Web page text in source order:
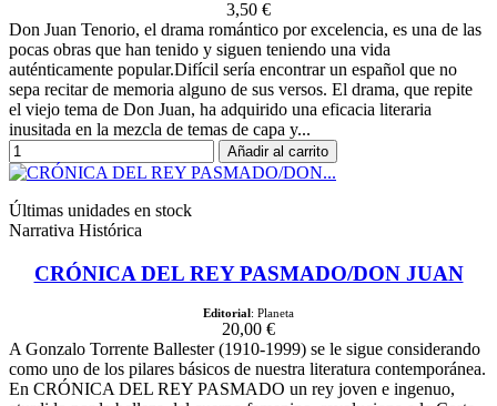
3,50 €
Don Juan Tenorio, el drama romántico por excelencia, es una de las
pocas obras que han tenido y siguen teniendo una vida
auténticamente popular.Difícil sería encontrar un español que no
sepa recitar de memoria alguno de sus versos. El drama, que repite
el viejo tema de Don Juan, ha adquirido una eficacia literaria
inusitada en la mezcla de temas de capa y...
Añadir al carrito
Últimas unidades en stock
Narrativa Histórica
CRÓNICA DEL REY PASMADO/DON JUAN
Editorial : Planeta
20,00 €
A Gonzalo Torrente Ballester (1910-1999) se le sigue considerando
como uno de los pilares básicos de nuestra literatura contemporánea.
En CRÓNICA DEL REY PASMADO un rey joven e ingenuo,